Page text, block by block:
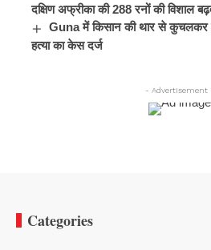
दक्षिण अफ्रीका की 288 रनों की विशाल
Guna में किसान की थार से कुचलकर
हत्या का केस दर्ज
- Advertisement
Categories